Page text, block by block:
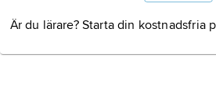
Är du lärare? Starta din kostnadsfria